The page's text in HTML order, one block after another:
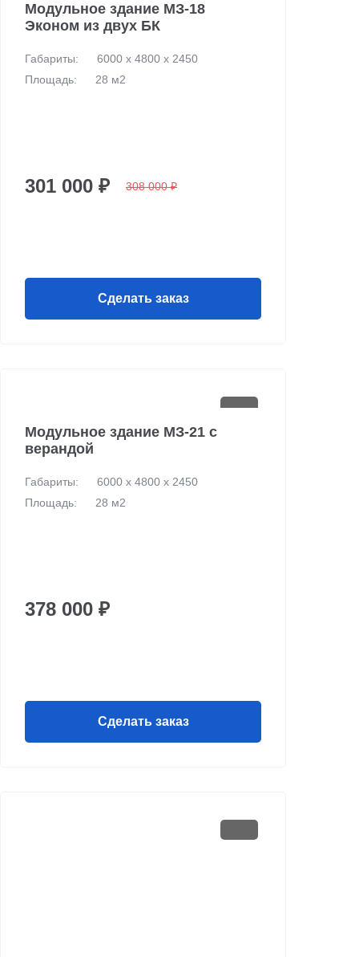
Модульное здание МЗ-18
Эконом из двух БК
Габариты:
6000 х 4800 х 2450
Площадь:
28 м2
301 000 ₽ 308 000 ₽
Сделать заказ
Модульное здание МЗ-21 с
верандой
Габариты:
6000 х 4800 х 2450
Площадь:
28 м2
378 000 ₽
Сделать заказ